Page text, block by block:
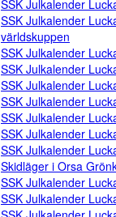
SSK Julkalender
SSK Julkalender
världskuppen
SSK Julkalender
SSK Julkalender
SSK Julkalender
SSK Julkalender
SSK Julkalender
SSK Julkalender
SSK Julkalender
Skidläger i Orsa
SSK Julkalender
SSK Julkalender